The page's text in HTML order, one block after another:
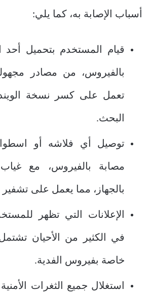
أسباب الإصابة به، كما يلي:
قيام المستخدم بتحميل أحد
بالفيروس، من مصادر
تعمل على كسر نسخة
البحث.
توصيل أي فلاشه أو
مصابة بالفيروس، مع
بالجهاز، مما يعمل على تشفير
الإعلانات التي تظهر
في الكثير من الأحيان
خاصة بفيروس الفدية.
استغلال جميع الثغرات